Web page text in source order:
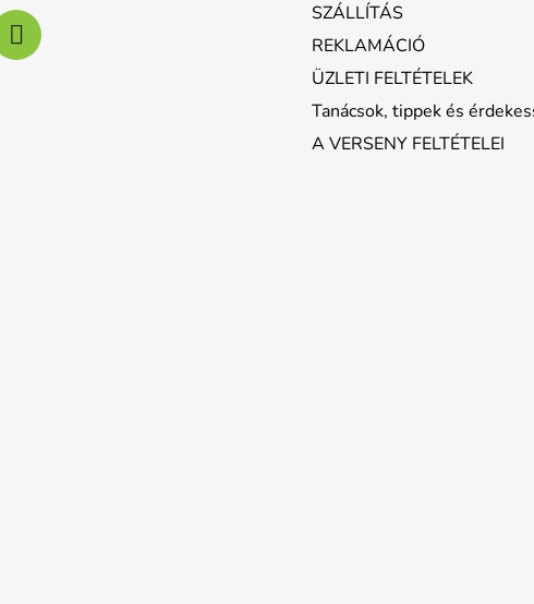
SZÁLLÍTÁS
REKLAMÁCIÓ
ÜZLETI FELTÉTELEK
Tanácsok, tippek és
A VERSENY FELTÉTELEI